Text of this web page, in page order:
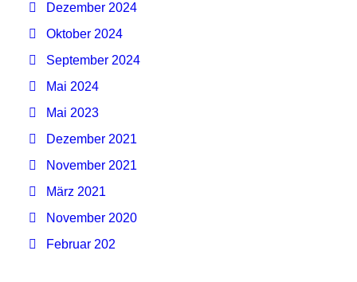
Dezember 2024
Oktober 2024
September 2024
Mai 2024
Mai 2023
Dezember 2021
November 2021
März 2021
November 2020
Februar 202